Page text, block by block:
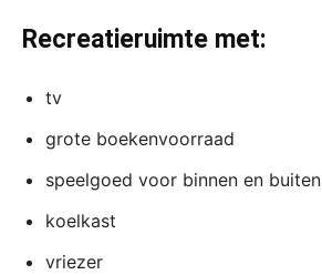
Recreatieruimte met:
tv
grote boekenvoorraad
speelgoed voor binnen en buiten
koelkast
vriezer